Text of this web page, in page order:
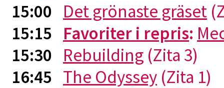
15:00 Det grönaste gräset
15:15 Favoriter i repris:
15:30 Rebuilding (Zita 3)
16:45 The Odyssey (Zita 1)